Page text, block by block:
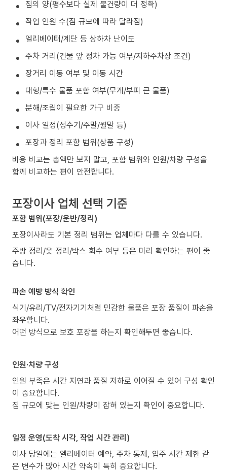
짐의 양(평수보다 실제 물건량이 더 정확)
작업 인원 수(짐 규모에 따라 달라짐)
엘리베이터/계단 등 상하차 난이도
주차 거리(건물 앞 정차 가능 여부/지하주차장 조건)
장거리 이동 여부 및 이동 시간
대형/특수 물품 포함 여부(무게/부피 큰 물품)
분해/조립이 필요한 가구 비중
이사 일정(성수기/주말/월말 등)
포장과 정리 포함 범위(상품 구성)
비용 비교는 총액만 보지 말고, 포함 범위와 인원/차량 구성을
함께 비교하는 편이 안전합니다.
포장이사 업체 선택 기준
포함 범위(포장/운반/정리)
포장이사라도 기본 정리 범위는 업체마다 다를 수 있습니다.
주방 정리/옷 정리/박스 회수 여부 등은 미리 확인하는 편이 좋
습니다.
파손 예방 방식 확인
식기/유리/TV/전자기기처럼 민감한 물품은 포장 품질이 파손을
좌우합니다.
어떤 방식으로 보호 포장을 하는지 확인해두면 좋습니다.
인원·차량 구성
인원 부족은 시간 지연과 품질 저하로 이어질 수 있어 구성 확인
이 중요합니다.
짐 규모에 맞는 인원/차량이 잡혀 있는지 확인이 중요합니다.
일정 운영(도착 시각, 작업 시간 관리)
이사 당일에는 엘리베이터 예약, 주차 통제, 입주 시간 제한 같
은 변수가 많아 시간 약속이 특히 중요합니다.